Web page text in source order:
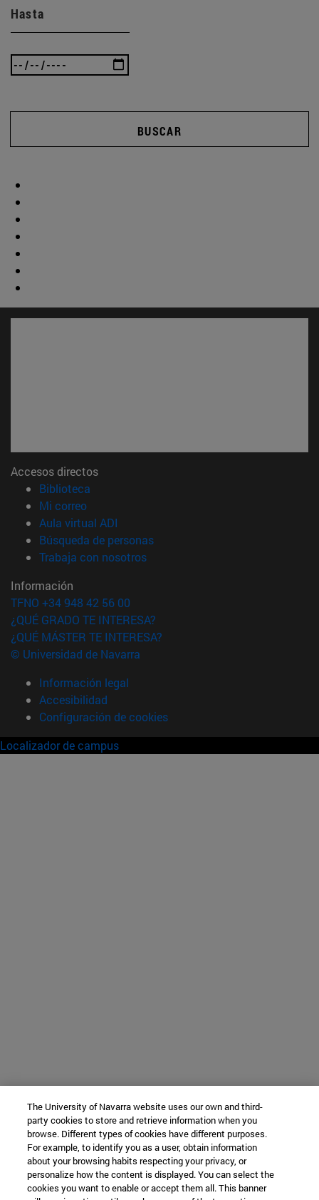
Hasta
BUSCAR
Accesos directos
Biblioteca
Mi correo(abre en nueva ventana)
Aula virtual ADI
Búsqueda de personas(abre en nueva ventana)
Trabaja con nosotros(abre en nueva ventana)
Información
TFNO +34 948 42 56 00
¿QUÉ GRADO TE INTERESA?
¿QUÉ MÁSTER TE INTERESA?
© Universidad de Navarra
Información legal
Accesibilidad
Configuración de cookies
Localizador de campus
The University of Navarra website uses our own and third-
party cookies to store and retrieve information when you
browse. Different types of cookies have different purposes.
For example, to identify you as a user, obtain information
about your browsing habits respecting your privacy, or
personalize how the content is displayed. You can select the
cookies you want to enable or accept them all. This banner